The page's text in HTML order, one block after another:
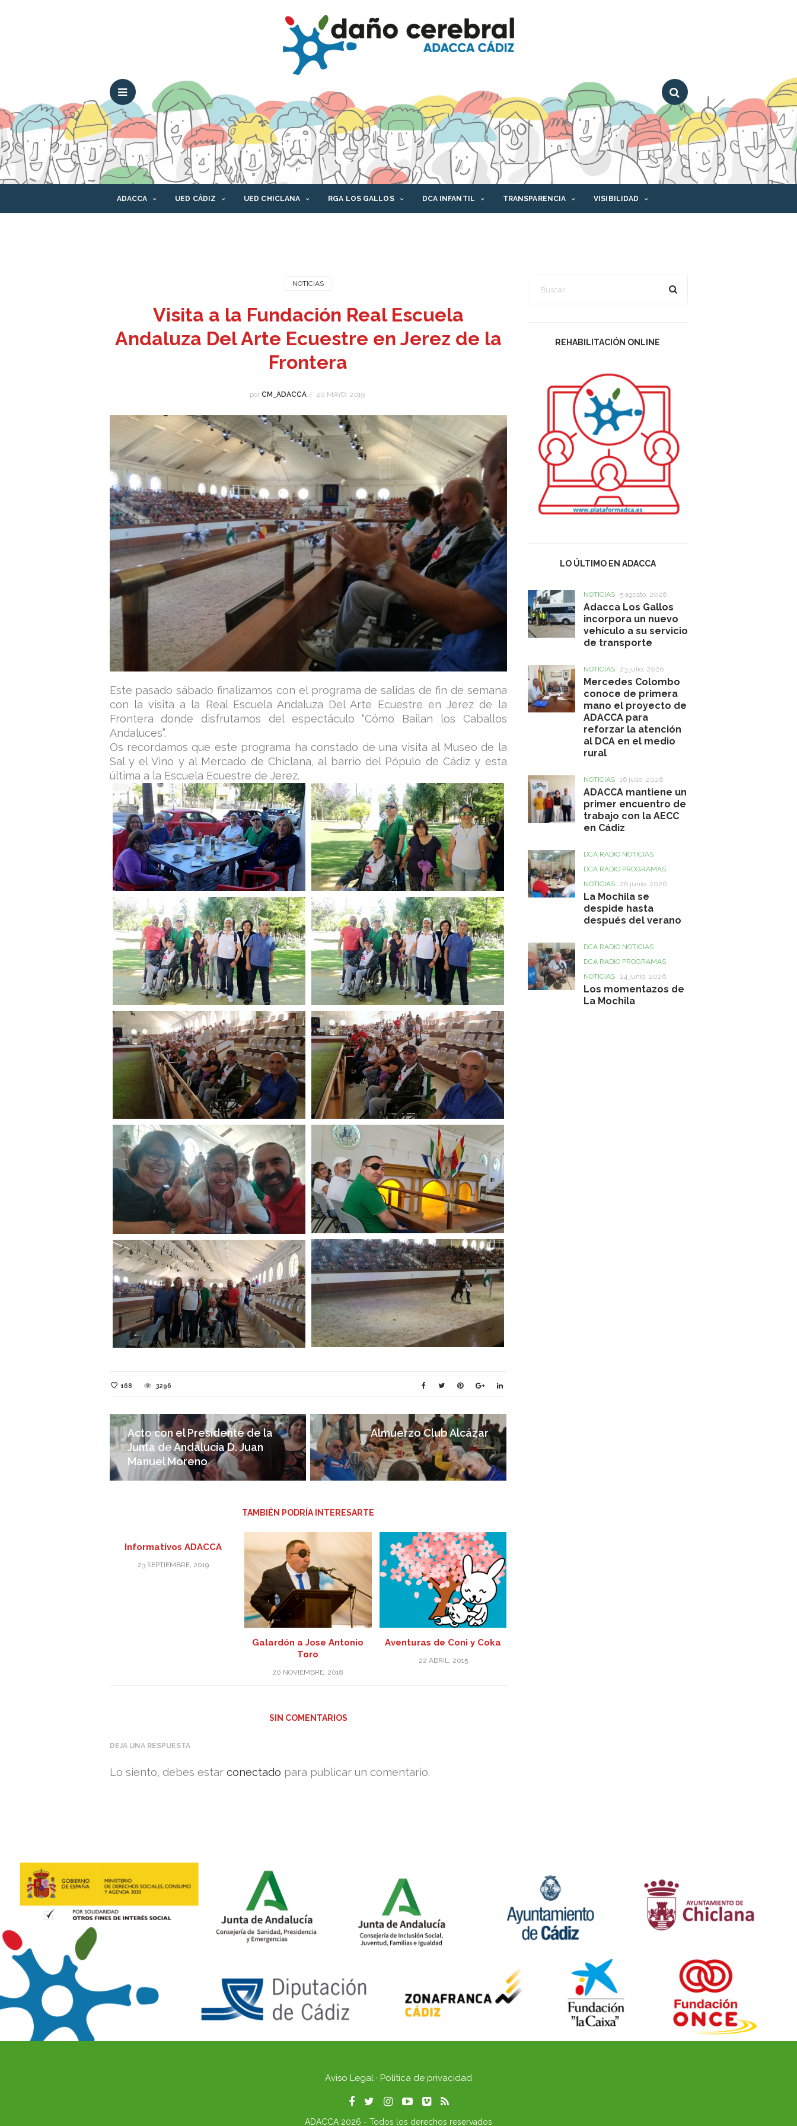
ADACCA UED CÁDIZ UED CHICLANA RGA LOS GALLOS DCA INFANTIL TRANSPARENCIA VISIBILIDAD
NOTICIAS
Visita a la Fundación Real Escuela
Andaluza Del Arte Ecuestre en Jerez de la
Frontera
por CM_ADACCA / 20 MAYO, 2019
Este pasado sábado finalizamos con el programa de salidas de fin de semana
con la visita a la Real Escuela Andaluza Del Arte Ecuestre en Jerez de la
Frontera donde disfrutamos del espectáculo “Cómo Bailan los Caballos
Andaluces”.
Os recordamos que este programa ha constado de una visita al Museo de la
Sal y el Vino y al Mercado de Chiclana, al barrio del Pópulo de Cádiz y esta
última a la Escuela Ecuestre de Jerez.
168 3296
Acto con el Presidente de la
Junta de Andalucía D. Juan
Manuel Moreno
Almuerzo Club Alcázar
TAMBIÉN PODRÍA INTERESARTE
Informativos ADACCA
23 SEPTIEMBRE, 2019
Galardón a Jose Antonio
Toro
20 NOVIEMBRE, 2018
Aventuras de Coni y Coka
22 ABRIL, 2015
SIN COMENTARIOS
DEJA UNA RESPUESTA
Lo siento, debes estar conectado para publicar un comentario.
REHABILITACIÓN ONLINE
LO ÚLTIMO EN ADACCA
NOTICIAS 5 agosto, 2026
Adacca Los Gallos
incorpora un nuevo
vehículo a su servicio
de transporte
NOTICIAS 23 julio, 2026
Mercedes Colombo
conoce de primera
mano el proyecto de
ADACCA para
reforzar la atención
al DCA en el medio
rural
NOTICIAS 16 julio, 2026
ADACCA mantiene un
primer encuentro de
trabajo con la AECC
en Cádiz
DCA RADIO NOTICIAS
DCA RADIO PROGRAMAS
NOTICIAS
26 junio, 2026
La Mochila se
despide hasta
después del verano
DCA RADIO NOTICIAS
DCA RADIO PROGRAMAS
NOTICIAS
24 junio, 2026
Los momentazos de
La Mochila
Aviso Legal · Política de privacidad
ADACCA 2026 - Todos los derechos reservados